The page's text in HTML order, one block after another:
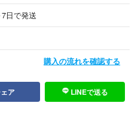
号
日で発送
購入の流れを確認する
ア LINEで送る